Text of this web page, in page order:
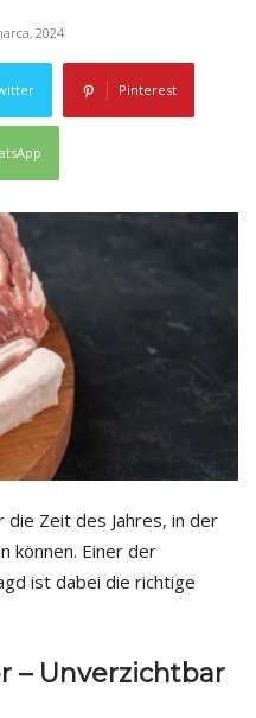
2024
Pinterest
die Zeit des Jahres, in der
können. Einer der
ist dabei die richtige
– Unverzichtbar